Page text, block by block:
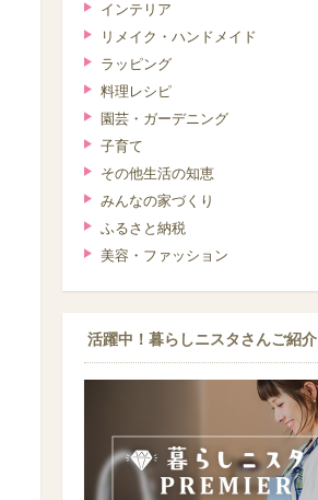
インテリア
リメイク・ハンドメイド
ラッピング
料理レシピ
園芸・ガーデニング
子育て
その他生活の知恵
みんなの家づくり
ふるさと納税
美容・ファッション
活躍中！暮らしニスタさんご紹介